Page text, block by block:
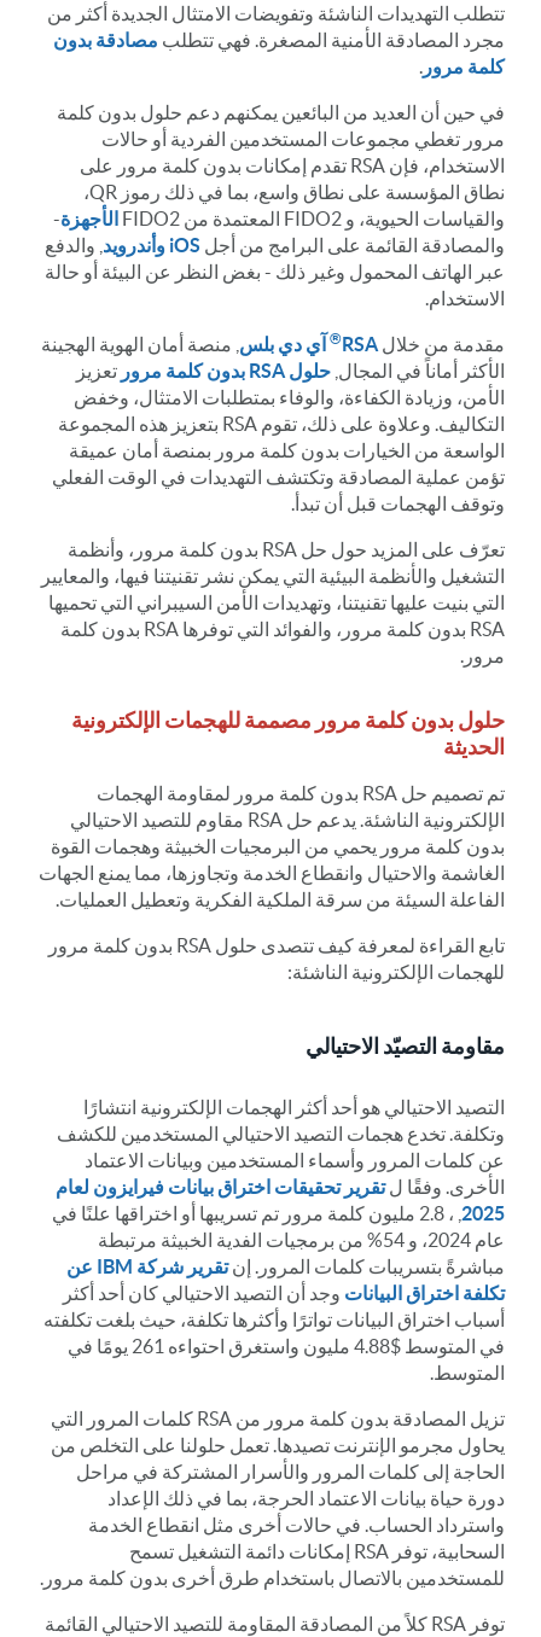
تتطلب التهديدات الناشئة وتفويضات الامتثال الجديدة أكثر من
مجرد المصادقة الأمنية المصغرة. فهي تتطلب مصادقة بدون
كلمة مرور .
في حين أن العديد من البائعين يمكنهم دعم حلول بدون كلمة
مرور تغطي مجموعات المستخدمين الفردية أو حالات
الاستخدام، فإن RSA تقدم إمكانات بدون كلمة مرور على
نطاق المؤسسة على نطاق واسع، بما في ذلك رموز QR،
والقياسات الحيوية، و FIDO2 المعتمدة من FIDO2
الأجهزة-
والمصادقة القائمة على البرامج من أجل
, والدفع
عبر الهاتف المحمول وغير ذلك - بغض النظر عن البيئة أو حالة
الاستخدام.
مقدمة من خلال RSA
® آي دي بلس , منصة أمان الهوية الهجينة
الأكثر أماناً في المجال, حلول RSA بدون كلمة مرور
تعزيز
الأمن، وزيادة الكفاءة، والوفاء بمتطلبات الامتثال، وخفض
التكاليف. وعلاوة على ذلك، تقوم RSA بتعزيز هذه المجموعة
الواسعة من الخيارات بدون كلمة مرور بمنصة أمان عميقة
تؤمن عملية المصادقة وتكتشف التهديدات في الوقت الفعلي
وتوقف الهجمات قبل أن تبدأ.
تعرّف على المزيد حول حل RSA بدون كلمة مرور، وأنظمة
التشغيل والأنظمة البيئية التي يمكن نشر تقنيتنا فيها، والمعايير
التي بنيت عليها تقنيتنا، وتهديدات الأمن السيبراني التي تحميها
RSA بدون كلمة مرور، والفوائد التي توفرها RSA بدون كلمة
مرور.
حلول بدون كلمة مرور مصممة للهجمات الإلكترونية
الحديثة
تم تصميم حل RSA بدون كلمة مرور لمقاومة الهجمات
الإلكترونية الناشئة. يدعم حل RSA مقاوم للتصيد الاحتيالي
بدون كلمة مرور يحمي من البرمجيات الخبيثة وهجمات القوة
الغاشمة والاحتيال وانقطاع الخدمة وتجاوزها، مما يمنع الجهات
الفاعلة السيئة من سرقة الملكية الفكرية وتعطيل العمليات.
تابع القراءة لمعرفة كيف تتصدى حلول RSA بدون كلمة مرور
للهجمات الإلكترونية الناشئة:
مقاومة التصيّد الاحتيالي
التصيد الاحتيالي هو أحد أكثر الهجمات الإلكترونية انتشارًا
وتكلفة. تخدع هجمات التصيد الاحتيالي المستخدمين للكشف
عن كلمات المرور وأسماء المستخدمين وبيانات الاعتماد
الأخرى. وفقًا لتقرير تحقيقات اختراق بيانات فيرايزون لعام
2025
, ، 2.8 مليون كلمة مرور تم تسريبها أو اختراقها علنًا في
عام 2024، و 54% من برمجيات الفدية الخبيثة مرتبطة
مباشرةً بتسريبات كلمات المرور. إن
تقرير شركة IBM عن
تكلفة اختراق البيانات وجد أن التصيد الاحتيالي كان أحد أكثر
أسباب اختراق البيانات تواترًا وأكثرها تكلفة، حيث بلغت تكلفته
في المتوسط $4.88 مليون واستغرق احتواءه 261 يومًا في
المتوسط.
تزيل المصادقة بدون كلمة مرور من RSA كلمات المرور التي
يحاول مجرمو الإنترنت تصيدها. تعمل حلولنا على التخلص من
الحاجة إلى كلمات المرور والأسرار المشتركة في مراحل
دورة حياة بيانات الاعتماد الحرجة، بما في ذلك الإعداد
واسترداد الحساب. في حالات أخرى مثل انقطاع الخدمة
السحابية، توفر RSA إمكانات دائمة التشغيل تسمح
للمستخدمين بالاتصال باستخدام طرق أخرى بدون كلمة مرور.
توفر RSA كلاً من المصادقة المقاومة للتصيد الاحتيالي القائمة